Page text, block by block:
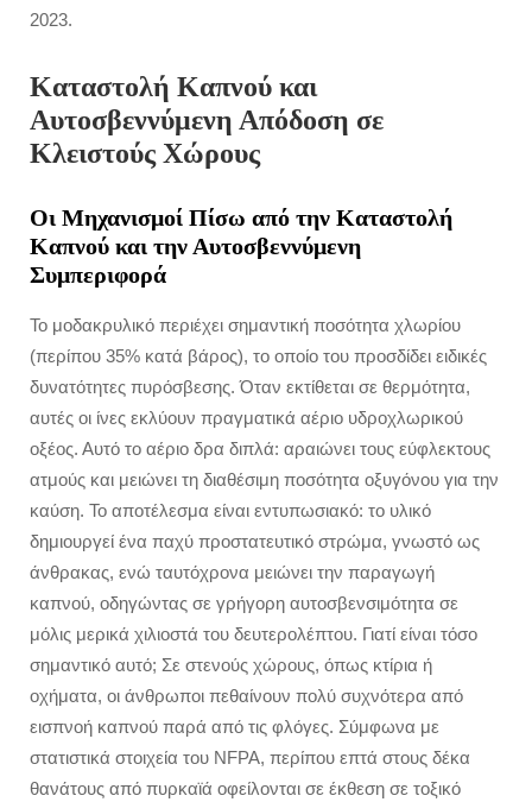
2023.
Καταστολή Καπνού και
Αυτοσβεννύμενη Απόδοση σε
Κλειστούς Χώρους
Οι Μηχανισμοί Πίσω από την Καταστολή
Καπνού και την Αυτοσβεννύμενη
Συμπεριφορά
Το μοδακρυλικό περιέχει σημαντική ποσότητα χλωρίου
(περίπου 35% κατά βάρος), το οποίο του προσδίδει ειδικές
δυνατότητες πυρόσβεσης. Όταν εκτίθεται σε θερμότητα,
αυτές οι ίνες εκλύουν πραγματικά αέριο υδροχλωρικού
οξέος. Αυτό το αέριο δρα διπλά: αραιώνει τους εύφλεκτους
ατμούς και μειώνει τη διαθέσιμη ποσότητα οξυγόνου για την
καύση. Το αποτέλεσμα είναι εντυπωσιακό: το υλικό
δημιουργεί ένα παχύ προστατευτικό στρώμα, γνωστό ως
άνθρακας, ενώ ταυτόχρονα μειώνει την παραγωγή
καπνού, οδηγώντας σε γρήγορη αυτοσβενσιμότητα σε
μόλις μερικά χιλιοστά του δευτερολέπτου. Γιατί είναι τόσο
σημαντικό αυτό; Σε στενούς χώρους, όπως κτίρια ή
οχήματα, οι άνθρωποι πεθαίνουν πολύ συχνότερα από
εισπνοή καπνού παρά από τις φλόγες. Σύμφωνα με
στατιστικά στοιχεία του NFPA, περίπου επτά στους δέκα
θανάτους από πυρκαϊά οφείλονται σε έκθεση σε τοξικό